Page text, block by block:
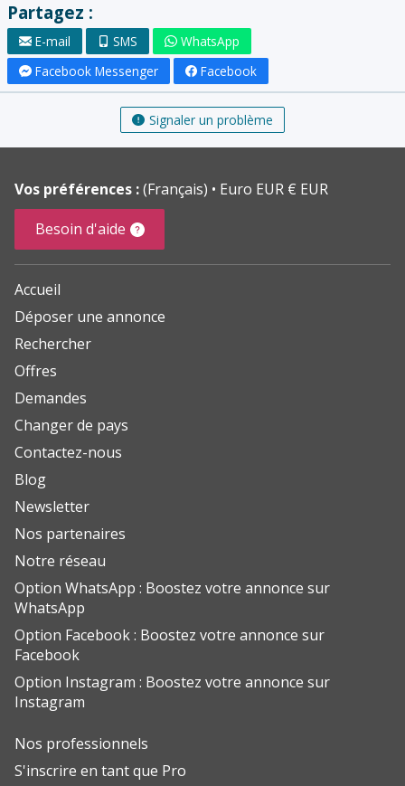
Partagez :
E-mail SMS
WhatsApp
Facebook Messenger
Facebook
Signaler un problème
Vos préférences :(Français)
Euro EUR € EUR
Besoin d'aide
Accueil
Déposer une annonce
Rechercher
Offres
Demandes
Changer de pays
Contactez-nous
Blog
Newsletter
Nos partenaires
Notre réseau
Option WhatsApp : Boostez votre annonce sur
WhatsApp
Option Facebook : Boostez votre annonce sur
Facebook
Option Instagram : Boostez votre annonce sur
Instagram
Nos professionnels
S'inscrire en tant que Pro